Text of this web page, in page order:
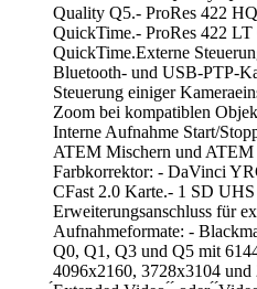
Quality Q5.- ProRes 422
QuickTime.- ProRes 422
QuickTime.Externe
Bluetooth- und USB-PTP-
Steuerung einiger
Zoom bei kompatiblen
Interne Aufnahme Start/
ATEM Mischern und
Farbkorrektor: - DaVinci
CFast 2.0 Karte.- 1 SD
Erweiterungsanschluss für
Aufnahmeformate: -
Q0, Q1, Q3 und Q5 mit
4096x2160, 3728x3104 und